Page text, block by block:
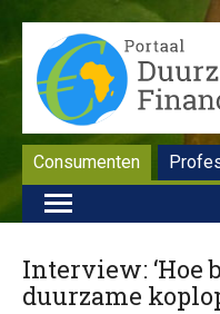
Consumenten
Interview: ‘Hoe
duurzame